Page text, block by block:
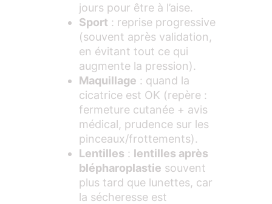
jours pour être à l’aise.
Sport : reprise progressive
(souvent après validation,
en évitant tout ce qui
augmente la pression).
Maquillage : quand la
cicatrice est OK (repère :
fermeture cutanée + avis
médical, prudence sur les
pinceaux/frottements).
Lentilles : lentilles après
blépharoplastie souvent
plus tard que lunettes, car
la sécheresse est